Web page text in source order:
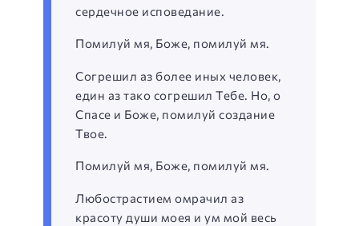
сердечное исповедание.
Помилуй мя, Боже, помилуй мя.
Согрешил аз более иных человек,
един аз тако согрешил Тебе. Но, о
Спасе и Боже, помилуй создание
Твое.
Помилуй мя, Боже, помилуй мя.
Любострастием омрачил аз
красоту души моея и ум мой весь